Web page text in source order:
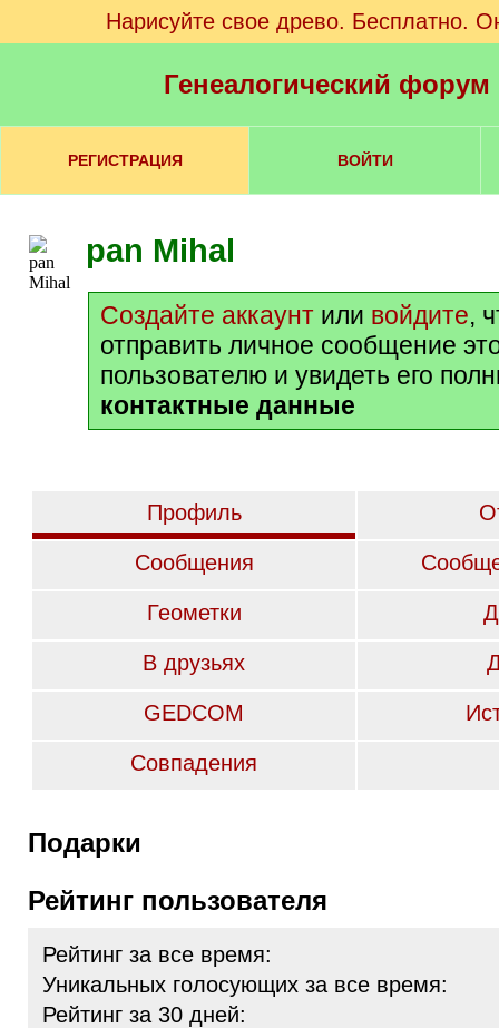
Нарисуйте свое древо. Бесплатно.
Генеалогический
РЕГИСТРАЦИЯ ВОЙТИ
pan Mihal
Создайте аккаунт или войдите,
отправить личное сообщение
пользователю и увидеть его
контактные данные
Профиль
Сообщения
Геометки
В друзьях
GEDCOM
Совпадения
Подарки
Рейтинг пользователя
Рейтинг за все время:
Уникальных голосующих за все время:
Рейтинг за 30 дней: